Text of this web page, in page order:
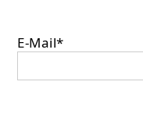
E-Mail*